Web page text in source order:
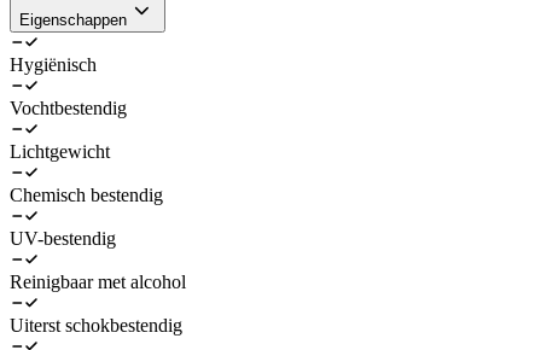
Eigenschappen
Hygiënisch
Vochtbestendig
Lichtgewicht
Chemisch bestendig
UV-bestendig
Reinigbaar met alcohol
Uiterst schokbestendig